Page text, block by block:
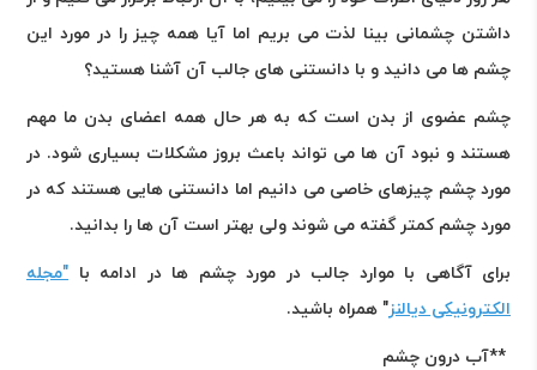
داشتن چشمانی بینا لذت می بریم اما آیا همه چیز را در مورد این
چشم ها می دانید و با دانستنی های جالب آن آشنا هستید؟
چشم عضوی از بدن است که به هر حال همه اعضای بدن ما مهم
هستند و نبود آن ها می تواند باعث بروز مشکلات بسیاری شود. در
مورد چشم چیزهای خاصی می دانیم اما دانستنی هایی هستند که در
مورد چشم کمتر گفته می شوند ولی بهتر است آن ها را بدانید.
برای آگاهی با موارد جالب در مورد چشم ها در ادامه با "مجله
الکترونیکی دیالنز" همراه باشید.
**آب درون چشم